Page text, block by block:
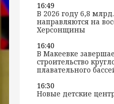
16:49
В 2026 году 6,8
направляются на
Херсонщины
16:40
В Макеевке
строительство
плавательного
16:30
Новые детские